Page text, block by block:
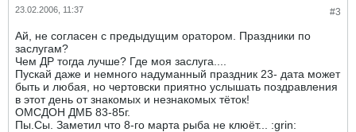
#3
23.02.2006, 11:37
Ай, не согласен с предыдущим оратором. Праздники по
заслугам?
Чем ДР тогда лучше? Где моя заслуга....
Пускай даже и немного надуманный праздник 23- дата может
быть и любая, но чертовски приятно услышать поздравления
в этот день от знакомых и незнакомых тёток!
ОМСДОН ДМБ 83-85г.
Пы.Сы. Заметил что 8-го марта рыба не клюёт... :grin: